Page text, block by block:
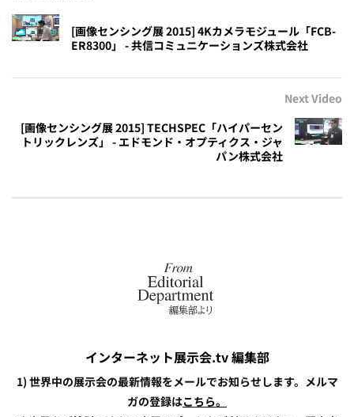
[画像センシング展 2015] 4Kカメラモジュール「FCB-
ER8300」 - 共信コミュニケーションズ株式会社
Next Video
[画像センシング展 2015] TECHSPEC「ハイパーセン
トリックレンズ」 - エドモンド・オプティクス・ジャ
パン株式会社
インターネット展示会.tv 編集部
1) 世界中の展示会の最新情報をメールでお知らせします。メルマ
ガの登録はこちら。